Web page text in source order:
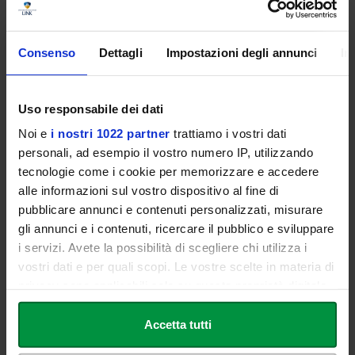
Consenso Dettagli Impostazioni degli annunci
Uso responsabile dei dati
Noi e i nostri 1022 partner trattiamo i vostri dati
personali, ad esempio il vostro numero IP, utilizzando
tecnologie come i cookie per memorizzare e accedere
alle informazioni sul vostro dispositivo al fine di
pubblicare annunci e contenuti personalizzati, misurare
gli annunci e i contenuti, ricercare il pubblico e sviluppare
i servizi. Avete la possibilità di scegliere chi utilizza i
vostri dati e per quali scopi. Le vostre scelte in materia di
in cui avete effettuato le vostre scelte. È possibile
modificare o revocare il proprio consenso in qualsiasi
momento dalla Dichiarazione sui cookie o facendo clic
Accetta tutti
ensuring a high standard of education and a seamless integration
of research, teaching, and clinical practice.
Admission Requirements
Bachelor's Degree or Master's Degree (or an equivalent
qualification attained after completing at least 15 years of total
schooling or university studies for non-Italian students)
Director of the Master
Stefano Dominella